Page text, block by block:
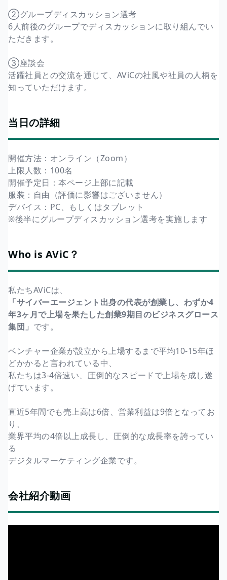
②グループディスカッション選考
6人前後のグループでディスカッションに取り組んでい
ただきます。
③座談会
活躍社員との交流を通じて、AViCの社風や社員の人柄を
知っていただけます。
当日の詳細
開催方法：オンライン（Zoom）
上限人数：100名
開催予定日：本ページ上部に記載
服装：自由（評価に影響はございません）
デバイス：PC、もしくはタブレット
※後半にグループディスカッション選考を実施します
Who is AViC？
私たちAViCは、
「サイバーエージェント出身の代表が創業し、わずか4
年3ヶ月で上場を果たした創業9期目のビジネスグロース
集団」 です。
ベンチャー企業が設立から上場するまで平均10-15年ほ
どかかると言われている中、
私たちは3-4倍速い、圧倒的なスピードで上場を成し遂
げています。
直近5年間でも売上高は6倍、営業利益は9倍となってお
り、
業界平均の4倍以上成長し、圧倒的な成長率を誇ってい
る
デジタルマーケティング企業です。
会社紹介動画